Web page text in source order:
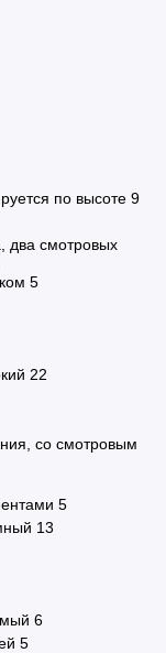
по высоте 9
два смотровых
5
22
со смотровым
5
13
6
5